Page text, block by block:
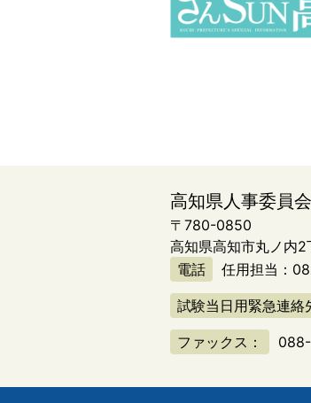
高知県人事委員
〒780-0850
高知県高知市丸ノ内
電話
任用担当：
試験当日用緊急連絡
ファックス：